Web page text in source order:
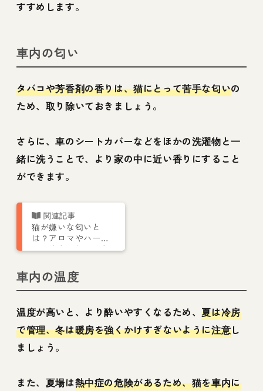
すすめします。
車内の匂い
タバコや芳香剤の香りは、猫にとって苦手な匂いの
ため、取り除いておきましょう。
さらに、車のシートカバーなどをほかの洗濯物と一
緒に洗うことで、より家の中に近い香りにすること
ができます。
猫が嫌いな匂いと
は？アロマやハーブ
は要注意！しつけな
車内の温度
温度が高いと、より酔いやすくなるため、夏は冷房
で管理、冬は暖房を強くかけすぎないように注意し
ましょう。
また、夏場は熱中症の危険があるため、猫を車内に